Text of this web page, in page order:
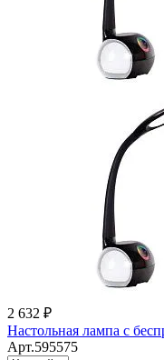
2 632 ₽
Настольная лампа с
Арт.595575